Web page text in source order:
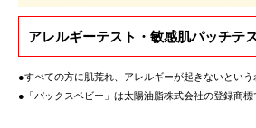
アレルギーテスト・敏感肌パッチテ
●すべての方に肌荒れ、アレルギーが起きないという
●「パックスベビー」は太陽油脂株式会社の登録商標